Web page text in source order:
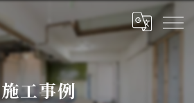
施工事例